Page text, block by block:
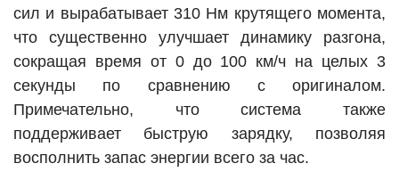
сил и вырабатывает 310 Нм крутящего момента,
что существенно улучшает динамику разгона,
сокращая время от 0 до 100 км/ч на целых 3
секунды по сравнению с оригиналом.
Примечательно, что система также
поддерживает быструю зарядку, позволяя
восполнить запас энергии всего за час.